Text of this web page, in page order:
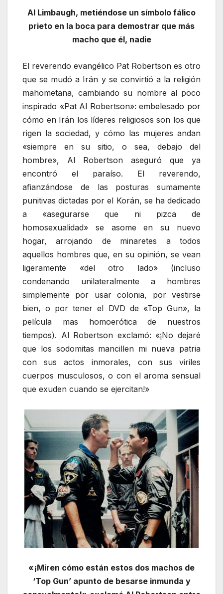
Al Limbaugh, metiéndose un símbolo fálico
prieto en la boca para demostrar que más
macho que él, nadie
El reverendo evangélico Pat Robertson es otro
que se mudó a Irán y se convirtió a la religión
mahometana, cambiando su nombre al poco
inspirado «Pat Al Robertson»: embelesado por
cómo en Irán los líderes religiosos son los que
rigen la sociedad, y cómo las mujeres andan
«siempre en su sitio, o sea, debajo del
hombre», Al Robertson aseguró que ya
encontró el paraíso. El reverendo,
afianzándose de las posturas sumamente
punitivas dictadas por el Korán, se ha dedicado
a «asegurarse que ni pizca de
homosexualidad» se asome en su nuevo
hogar, arrojando de minaretes a todos
aquellos hombres que, en su opinión, se vean
ligeramente «del otro lado» (incluso
condenando unilateralmente a hombres
simplemente por usar colonia, por vestirse
bien, o por tener el DVD de «Top Gun», la
película mas homoerótica de nuestros
tiempos). Al Robertson exclamó: «¡No dejaré
que los sodomitas mancillen mi nueva patria
con sus actos inmorales, con sus viriles
cuerpos musculosos, o con el aroma sensual
que exuden cuando se ejercitan!»
«¡Miren cómo están estos dos machos de
‘Top Gun’ apunto de besarse inmunda y